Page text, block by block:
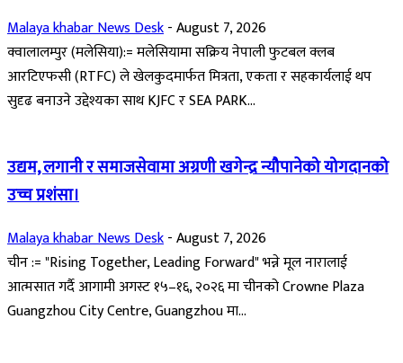
Malaya khabar News Desk-August 7, 2026
क्वालालम्पुर (मलेसिया):= मलेसियामा सक्रिय नेपाली फुटबल क्लब
आरटिएफसी (RTFC) ले खेलकुदमार्फत मित्रता, एकता र सहकार्यलाई थप
सुदृढ बनाउने उद्देश्यका साथ KJFC र SEA PARK...
उद्यम, लगानी र समाजसेवामा अग्रणी खगेन्द्र न्यौपानेको योगदानको
उच्च प्रशंसा।
Malaya khabar News Desk-August 7, 2026
चीन := "Rising Together, Leading Forward" भन्ने मूल नारालाई
आत्मसात गर्दै आगामी अगस्ट १५–१६, २०२६ मा चीनको Crowne Plaza
Guangzhou City Centre, Guangzhou मा...